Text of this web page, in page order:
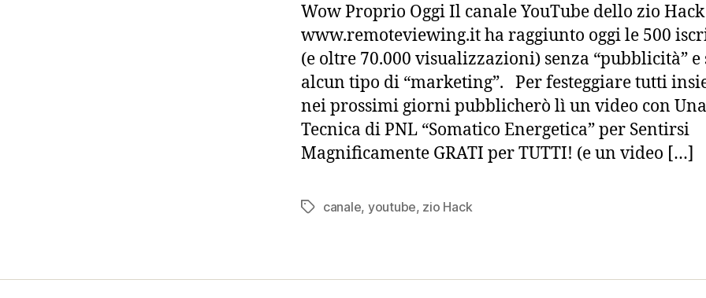
Wow Proprio Oggi Il canale YouTube dello zio Hack
www.remoteviewing.it ha raggiunto oggi le 500
(e oltre 70.000 visualizzazioni) senza “pubblicità” e
alcun tipo di “marketing”. Per festeggiare tutti
nei prossimi giorni pubblicherò lì un video con Una
Tecnica di PNL “Somatico Energetica” per Sentirsi
Magnificamente GRATI per TUTTI! (e un video […]
Tag canale, youtube, zio Hack